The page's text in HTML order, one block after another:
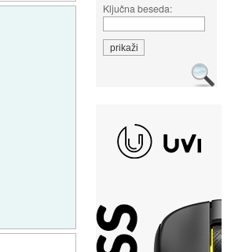
Ključna beseda: